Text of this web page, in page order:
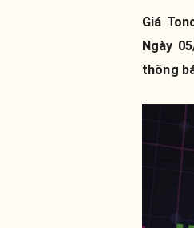
Giá
Ngày
thông